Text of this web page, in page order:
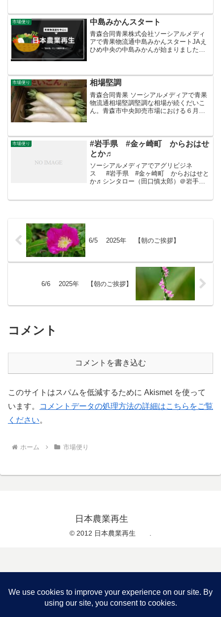
央卸売市場で行われた「#江刺りんご」...
市場便り 中島みかんスタート
青森合同青果株式会社ソーシアルメディ
アで青果物流通中島みかんスタートJAえ
ひめ中央の中島みかんが始まりました。
一。まさに柑橘の島です。最上位等級の
「中島便り」は糖度...
市場便り 相場堅調
青森合同青果 ソーシアルメディアで青果
物流通相場堅調堅調な相場が続くだいこ
ん。青森市中央卸売市場における６月第
産地の切り上りが早まっ...
市場便り
#岩手県 #金ヶ崎町 からおはせ
とか♬
ソーシアルメディアでアグリビジネ
ス #岩手県 #金ヶ崎町 からおはせと
か♬シンタロー（田口慎太郎）＠岩手県
6/5 2025年 【朝のご挨拶】
6/6 2025年 【朝のご挨拶】
コメント
コメントを書き込む
このサイトはスパムを低減するために Akismet を使って
います。
コメントデータの処理方法の詳細はこちらをご覧
ください。
ホーム 市場便り
日本農業再生
© 2012 日本農業再生 .